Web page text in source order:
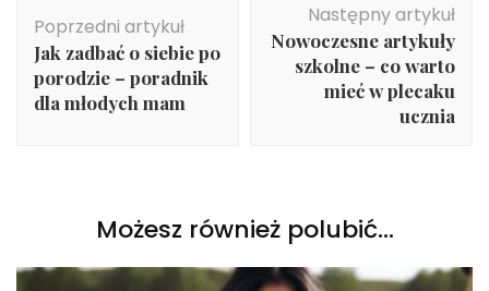
wpisu
Poprzedni artykuł
Jak zadbać o siebie po
porodzie – poradnik
dla młodych mam
Następny artykuł
Nowoczesne artykuły
szkolne – co warto
mieć w plecaku
ucznia
Możesz również polubić…